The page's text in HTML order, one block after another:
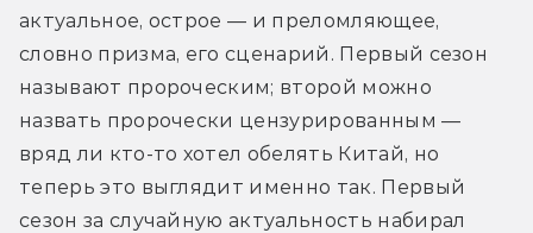
актуальное, острое — и преломляющее,
словно призма, его сценарий. Первый сезон
называют пророческим; второй можно
назвать пророчески цензурированным —
вряд ли кто-то хотел обелять Китай, но
теперь это выглядит именно так. Первый
сезон за случайную актуальность набирал